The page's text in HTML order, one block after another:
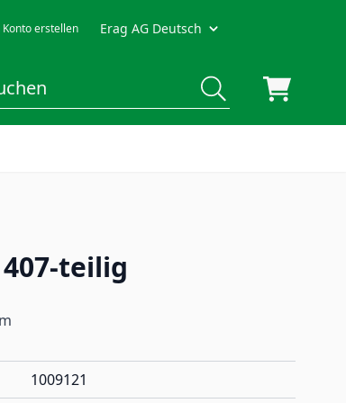
Konto erstellen Erag AG Deutsch
teilig
1009121